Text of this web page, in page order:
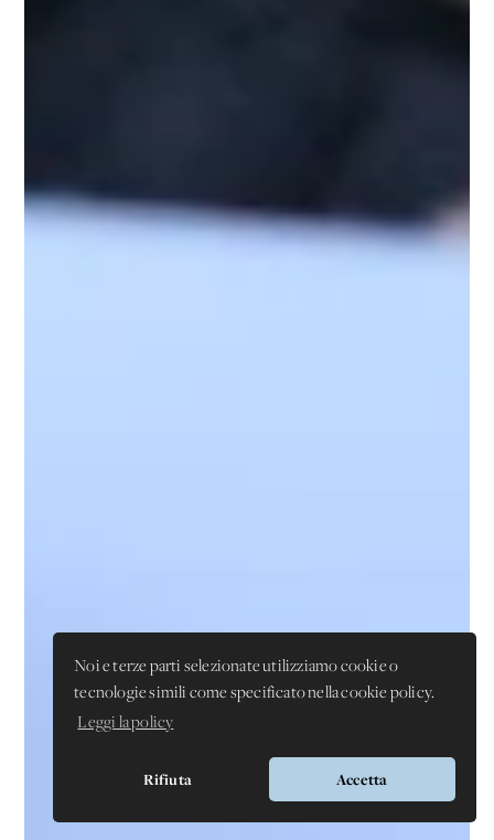
Noi e terze parti selezionate utilizziamo cookie o
tecnologie simili come specificato nella cookie policy.
Leggi la policy
Rifiuta Accetta